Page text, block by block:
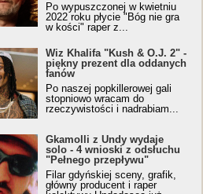
Po wypuszczonej w kwietniu
2022 roku płycie "Bóg nie gra
w kości" raper z...
Wiz Khalifa "Kush & O.J. 2" -
piękny prezent dla oddanych
fanów
Po naszej popkillerowej gali
stopniowo wracam do
rzeczywistości i nadrabiam...
Gkamolli z Undy wydaje
solo - 4 wnioski z odsłuchu
"Pełnego przepływu"
Filar gdyńskiej sceny, grafik,
główny producent i raper